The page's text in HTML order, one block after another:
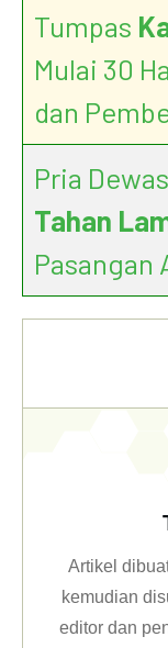
Tumpas
Mulai 30
dan
Pria
Tahan
Pasangan
Artikel
kemudian
editor dan